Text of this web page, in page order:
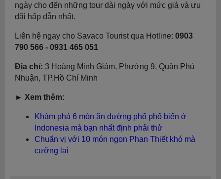
ngày cho đến những tour dài ngày với mức giá và ưu
đãi hấp dẫn nhất.
Liên hệ ngay cho Savaco Tourist qua Hotline: 0903
790 566 - 0931 465 051
Địa chỉ: 3 Hoàng Minh Giám, Phường 9, Quận Phú
Nhuận, TP.Hồ Chí Minh
► Xem thêm:
Khám phá 6 món ăn đường phố phổ biến ở
Indonesia mà bạn nhất định phải thử
Chuẩn vị với 10 món ngon Phan Thiết khó mà
cưỡng lại